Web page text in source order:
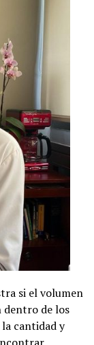
si el volumen
dentro de los
cantidad y